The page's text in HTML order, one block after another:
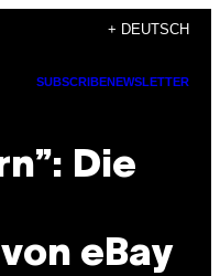
+ DEUTSCH
SUBSCRIBENEWSLETTER
Die
eBay